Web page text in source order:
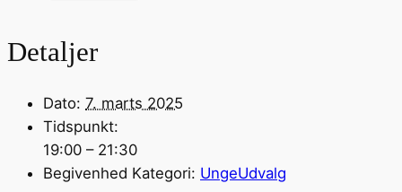
Detaljer
Dato: 7. marts 2025
Tidspunkt:
19:00 – 21:30
Begivenhed Kategori: UngeUdvalg